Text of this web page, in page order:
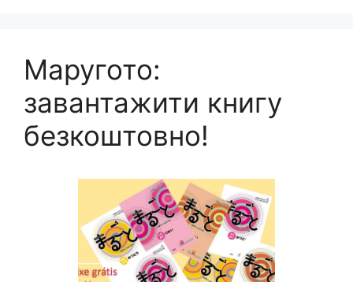
Маругото:
завантажити книгу
безкоштовно!